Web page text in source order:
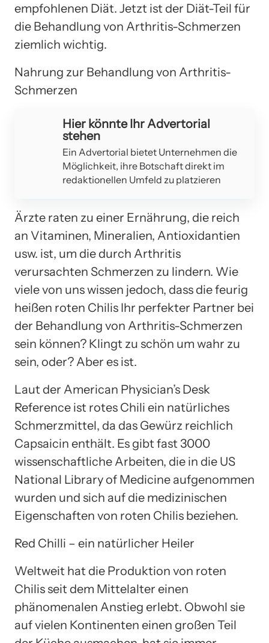
empfohlenen Diät. Jetzt ist der Diät-Teil für
die Behandlung von Arthritis-Schmerzen
ziemlich wichtig.
Nahrung zur Behandlung von Arthritis-
Schmerzen
Hier könnte Ihr Advertorial
stehen
Ein Advertorial bietet Unternehmen die
Möglichkeit, ihre Botschaft direkt im
redaktionellen Umfeld zu platzieren
Ärzte raten zu einer Ernährung, die reich
an Vitaminen, Mineralien, Antioxidantien
usw. ist, um die durch Arthritis
verursachten Schmerzen zu lindern. Wie
viele von uns wissen jedoch, dass die feurig
heißen roten Chilis Ihr perfekter Partner bei
der Behandlung von Arthritis-Schmerzen
sein können? Klingt zu schön um wahr zu
sein, oder? Aber es ist.
Laut der American Physician’s Desk
Reference ist rotes Chili ein natürliches
Schmerzmittel, da das Gewürz reichlich
Capsaicin enthält. Es gibt fast 3000
wissenschaftliche Arbeiten, die in die US
National Library of Medicine aufgenommen
wurden und sich auf die medizinischen
Eigenschaften von roten Chilis beziehen.
Red Chilli – ein natürlicher Heiler
Weltweit hat die Produktion von roten
Chilis seit dem Mittelalter einen
phänomenalen Anstieg erlebt. Obwohl sie
auf vielen Kontinenten einen großen Teil